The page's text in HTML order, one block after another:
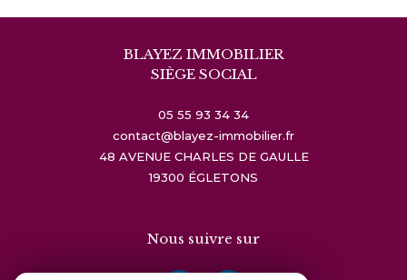
BLAYEZ IMMOBILIER
SIÈGE SOCIAL
05 55 93 34 34
contact@blayez-immobilier.fr
48 AVENUE CHARLES DE GAULLE
19300
ÉGLETONS
Nous suivre sur